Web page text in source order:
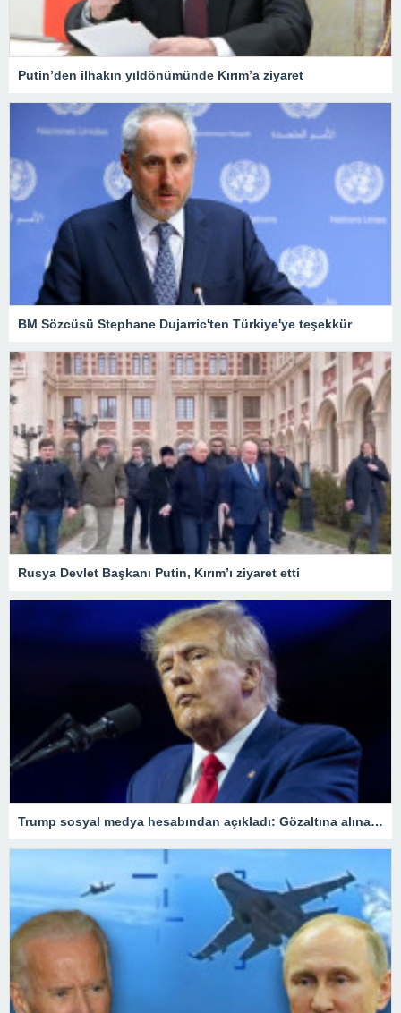
Putin’den ilhakın yıldönümünde Kırım’a ziyaret
BM Sözcüsü Stephane Dujarric'ten Türkiye'ye teşekkür
Rusya Devlet Başkanı Putin, Kırım’ı ziyaret etti
Trump sosyal medya hesabından açıkladı: Gözaltına alınacağım